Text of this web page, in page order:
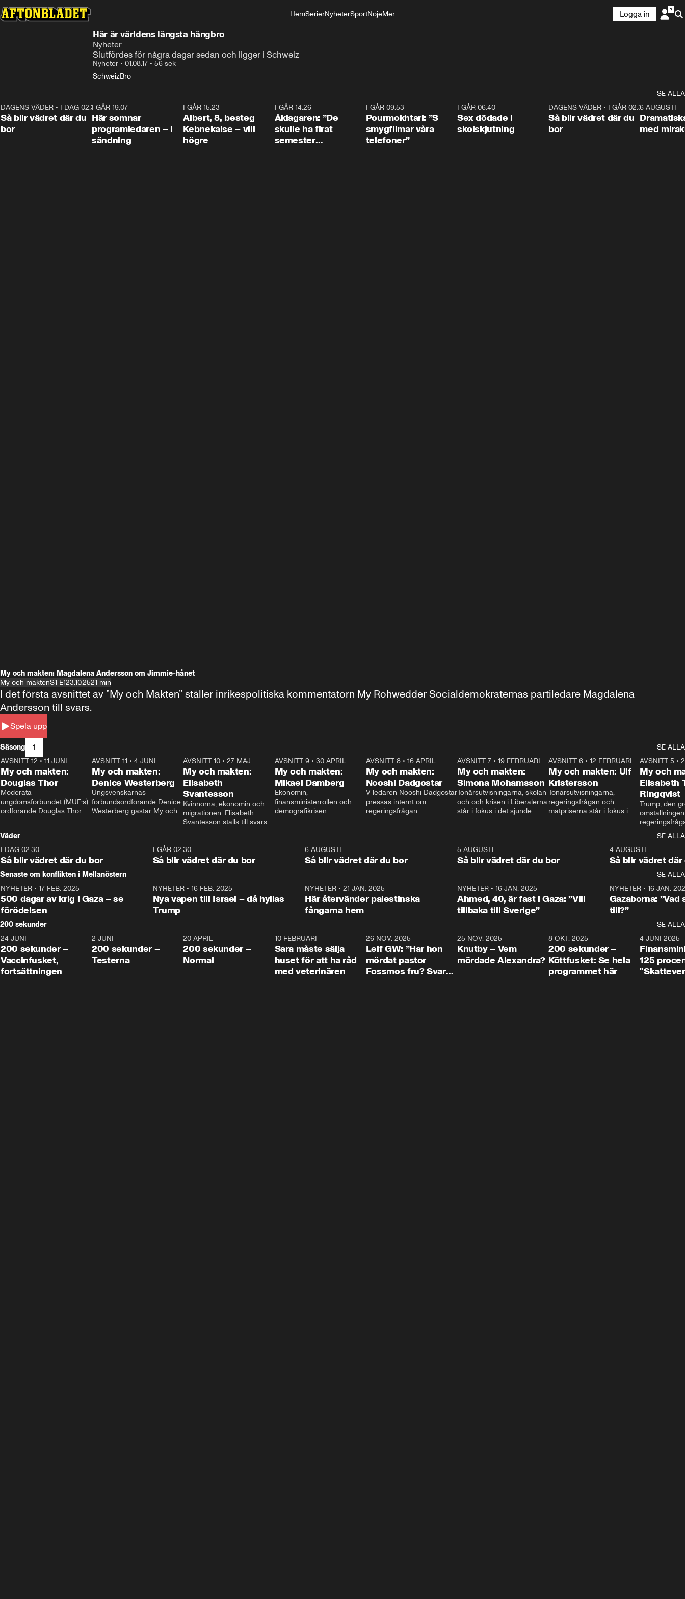
HemSerierNyheterSportNöjeMer
Logga in
Här är världens längsta hängbro
Nyheter
Slutfördes för några dagar sedan och ligger i Schweiz
Nyheter • 01.08.17 • 56 sek
SchweizBro
SE ALLA
1:06
DAGENS VÄDER • I DAG 02:30
Så blir vädret där du
bor
I GÅR 19:07
Här somnar
programledaren – i
sändning
I GÅR 15:23
Albert, 8, besteg
Kebnekaise – vill
högre
I GÅR 14:26
Åklagaren: ”De
skulle ha firat
semester
I GÅR 09:53
Pourmokhtari: ”S
smygfilmar våra
telefoner”
I GÅR 06:40
Sex dödade i
skolskjutning
1:06
DAGENS VÄDER • I GÅR 02:30
Så blir vädret där du
bor
6 AUGUSTI
med
My och makten: Magdalena Andersson om Jimmie-hånet
My och maktenS1 E123.10.2521 min
Spela upp
I det första avsnittet av ”My och Makten” ställer inrikespolitiska kommentatorn My Rohwedder Socialdemokraternas partiledare Magdalena
Andersson till svars.
Säsong 1
SE ALLA
26:27
AVSNITT 12 • 11 JUNI
My och makten:
Douglas Thor
Moderata
ungdomsförbundet (MUF:s)
ordförande Douglas Thor
tonårsutvisningarna och hur
Moderaterna ska locka
väljare till valet i höst.
23:40
AVSNITT 11 •4 JUNI
My och makten:
Denice Westerberg
Ungsvenskarnas
förbundsordförande Denice
Westerberg gästar My och
AVSNITT 10 •27 MAJ
My och makten:
Elisabeth
Svantesson
Kvinnorna, ekonomin och
migrationen. Elisabeth
Svantesson ställs till svars
AVSNITT 9• 30 APRIL
My och makten:
Mikael Damberg
Ekonomin,
finansministerrollen och
demografikrisen.
och Makten.
AVSNITT 8• 16 APRIL
My och makten:
Nooshi Dadgostar
V-ledaren Nooshi Dadgostar
pressas internt om
regeringsfrågan.
– Vi ställer upp i val. Ska vi
vara med så sitter vi förstås
24:30
AVSNITT 7• 19 FEBRUARI
My och makten:
Simona Mohamsson
Tonårsutvisningarna, skolan
och och krisen i Liberalerna
står i fokus i det sjunde
kommentator My
Rohwedder ställer
utbildnings- och
Mohamsson till svars.
27:30
AVSNITT 6 •12 FEBRUARI
My och makten: Ulf
Kristersson
Tonårsutvisningarna,
regeringsfrågan och
matpriserna står i fokus i
Rohwedder ställer
statsminister Ulf Kristersson
AVSNITT 5 •
My och
Elisabeth
Ringqvist
Trump, den
centrum i
avsnittet av
Makten”. Se
Aftonbladets
Rohwedder
Thand Ring
Väder
SE ALLA
I DAG 02:30
Så blir vädret där du bor
1:06
I GÅR 02:30
Så blir vädret där du bor
6 AUGUSTI
Så blir vädret där du bor
5 AUGUSTI
Så blir vädret där du bor
4 AUGUSTI
Så blir vädret där
Senaste om konflikten i Mellanöstern
SE ALLA
NYHETER • 17 FEB. 2025
500 dagar av krig i Gaza – se
förödelsen
NYHETER• 16 FEB. 2025
Nya vapen till Israel – då hyllas
Trump
NYHETER •21 JAN. 2025
Här återvänder palestinska
fångarna hem
NYHETER• 16 JAN. 2025
Ahmed, 40, är fast i Gaza: ”Vill
tillbaka till Sverige”
NYHETER• 16 JAN.
Gazaborna:
till?”
200 sekunder
SE ALLA
5:00
24 JUNI
200 sekunder –
Vaccinfusket,
fortsättningen
4:23
2 JUNI
200 sekunder –
Testerna
20 APRIL
200 sekunder –
Normal
10 FEBRUARI
Sara måste sälja
huset för att ha råd
med veterinären
26 NOV. 2025
Leif GW: ”Har hon
mördat pastor
Fossmos fru? Svar
31:05
25 NOV. 2025
Knutby – Vem
mördade Alexandra?
4:29
8 OKT. 2025
200 sekunder –
Köttfusket: Se hela
programmet här
4 JUNI 2025
125